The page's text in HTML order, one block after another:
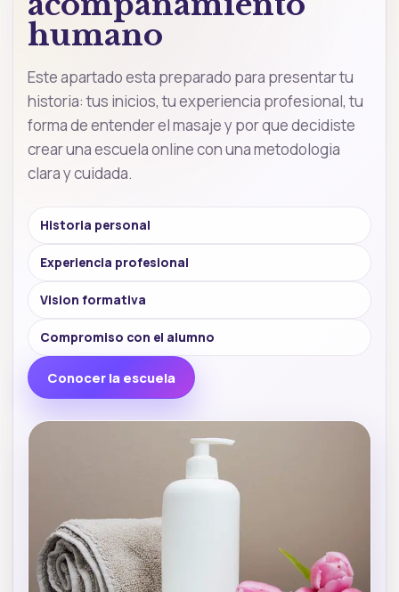
humano
Este apartado esta preparado para presentar tu
historia: tus inicios, tu experiencia profesional, tu
forma de entender el masaje y por que decidiste
crear una escuela online con una metodologia
clara y cuidada.
Historia personal
Experiencia profesional
Vision formativa
Compromiso con el alumno
Conocer la escuela